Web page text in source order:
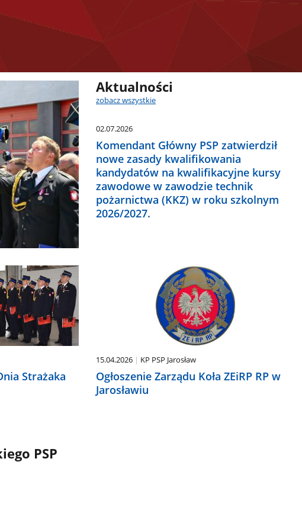
Aktualności
zobacz wszystkie
02.07.2026
Komendant Główny PSP zatwierdził
nowe zasady kwalifikowania
kandydatów na kwalifikacyjne kursy
zawodowe w zawodzie technik
pożarnictwa (KKZ) w roku szkolnym
2026/2027.
Strażaka
15.04.2026 KP PSP Jarosław
Ogłoszenie Zarządu Koła ZEiRP RP w
Jarosławiu
PSP